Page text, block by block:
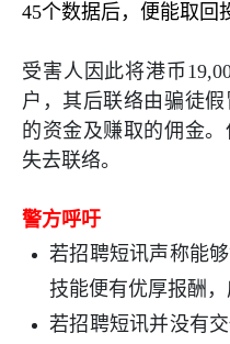
45个数据后，便能取回
受害人因此将港币
户，其后联络由骗徒
的资金及赚取的佣金
失去联络。
警方呼吁
若招聘短讯声称能
技能便有优厚报酬，
若招聘短讯并没有